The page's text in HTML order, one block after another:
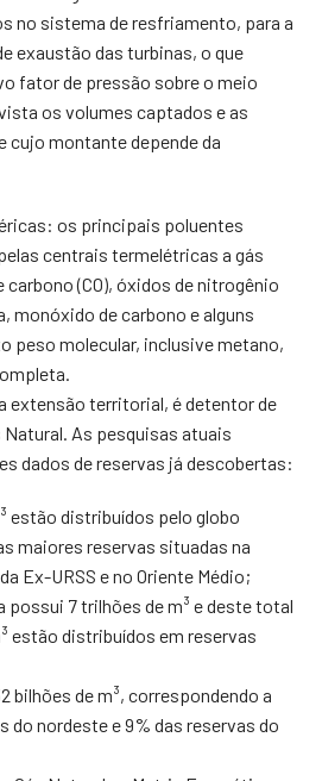
no sistema de resfriamento, para a
exaustão das turbinas, o que
fator de pressão sobre o meio
os volumes captados e as
cujo montante depende da
os principais poluentes
centrais termelétricas a gás
(CO), óxidos de nitrogênio
monóxido de carbono e alguns
peso molecular, inclusive metano,
extensão territorial, é detentor de
Natural. As pesquisas atuais
dados de reservas já descobertas:
estão distribuídos pelo globo
maiores reservas situadas na
Ex-URSS e no Oriente Médio;
possui 7 trilhões de m³ e deste total
estão distribuídos em reservas
bilhões de m³, correspondendo a
do nordeste e 9% das reservas do